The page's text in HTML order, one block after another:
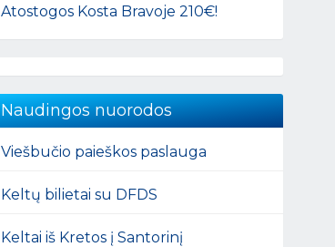
Atostogos Kosta Bravoje 210€!
Naudingos nuorodos
Viešbučio paieškos paslauga
Keltų bilietai su DFDS
Keltai iš Kretos į Santorinį